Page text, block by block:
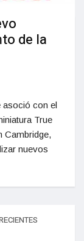
de la
asoció con el
True
Cambridge,
nuevos